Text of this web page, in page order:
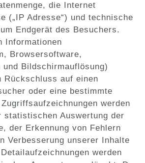
die Internet
(„IP Adresse“) und technische
Endgerät des Besuchers.
Informationen
Browsersoftware,
Bildschirmauflösung)
Rückschluss auf einen
oder eine bestimmte
werden
statistischen Auswertung der
der Erkennung von Fehlern
Verbesserung unserer Inhalte
werden